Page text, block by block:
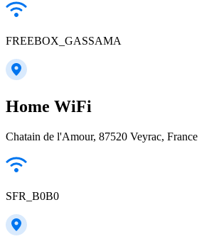
FREEBOX_GASSAMA
Home WiFi
Chatain de l'Amour, 87520 Veyrac, France
SFR_B0B0